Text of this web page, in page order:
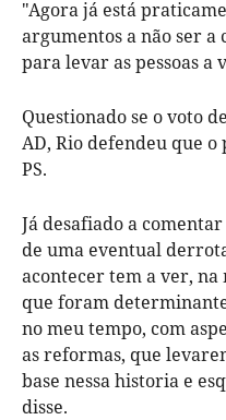
"Agora já está
argumentos a não ser
para levar as pessoas a
Questionado se o voto
AD, Rio defendeu que
PS.
Já desafiado a
de uma eventual
acontecer tem a ver,
que foram
no meu tempo, com
as reformas, que
base nessa historia e
disse.